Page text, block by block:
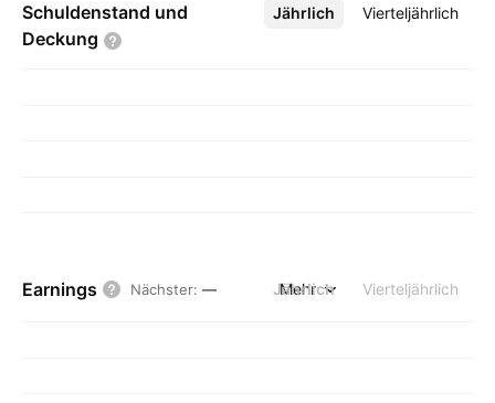
Schuldenstand und
Deckung
Jährlich Vierteljährlich
Mehr
Earnings Nächster: — Jährlich Vierteljährlich
Mehr